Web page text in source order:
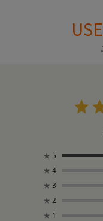
★ 5
★ 4
★ 3
★ 2
★ 1